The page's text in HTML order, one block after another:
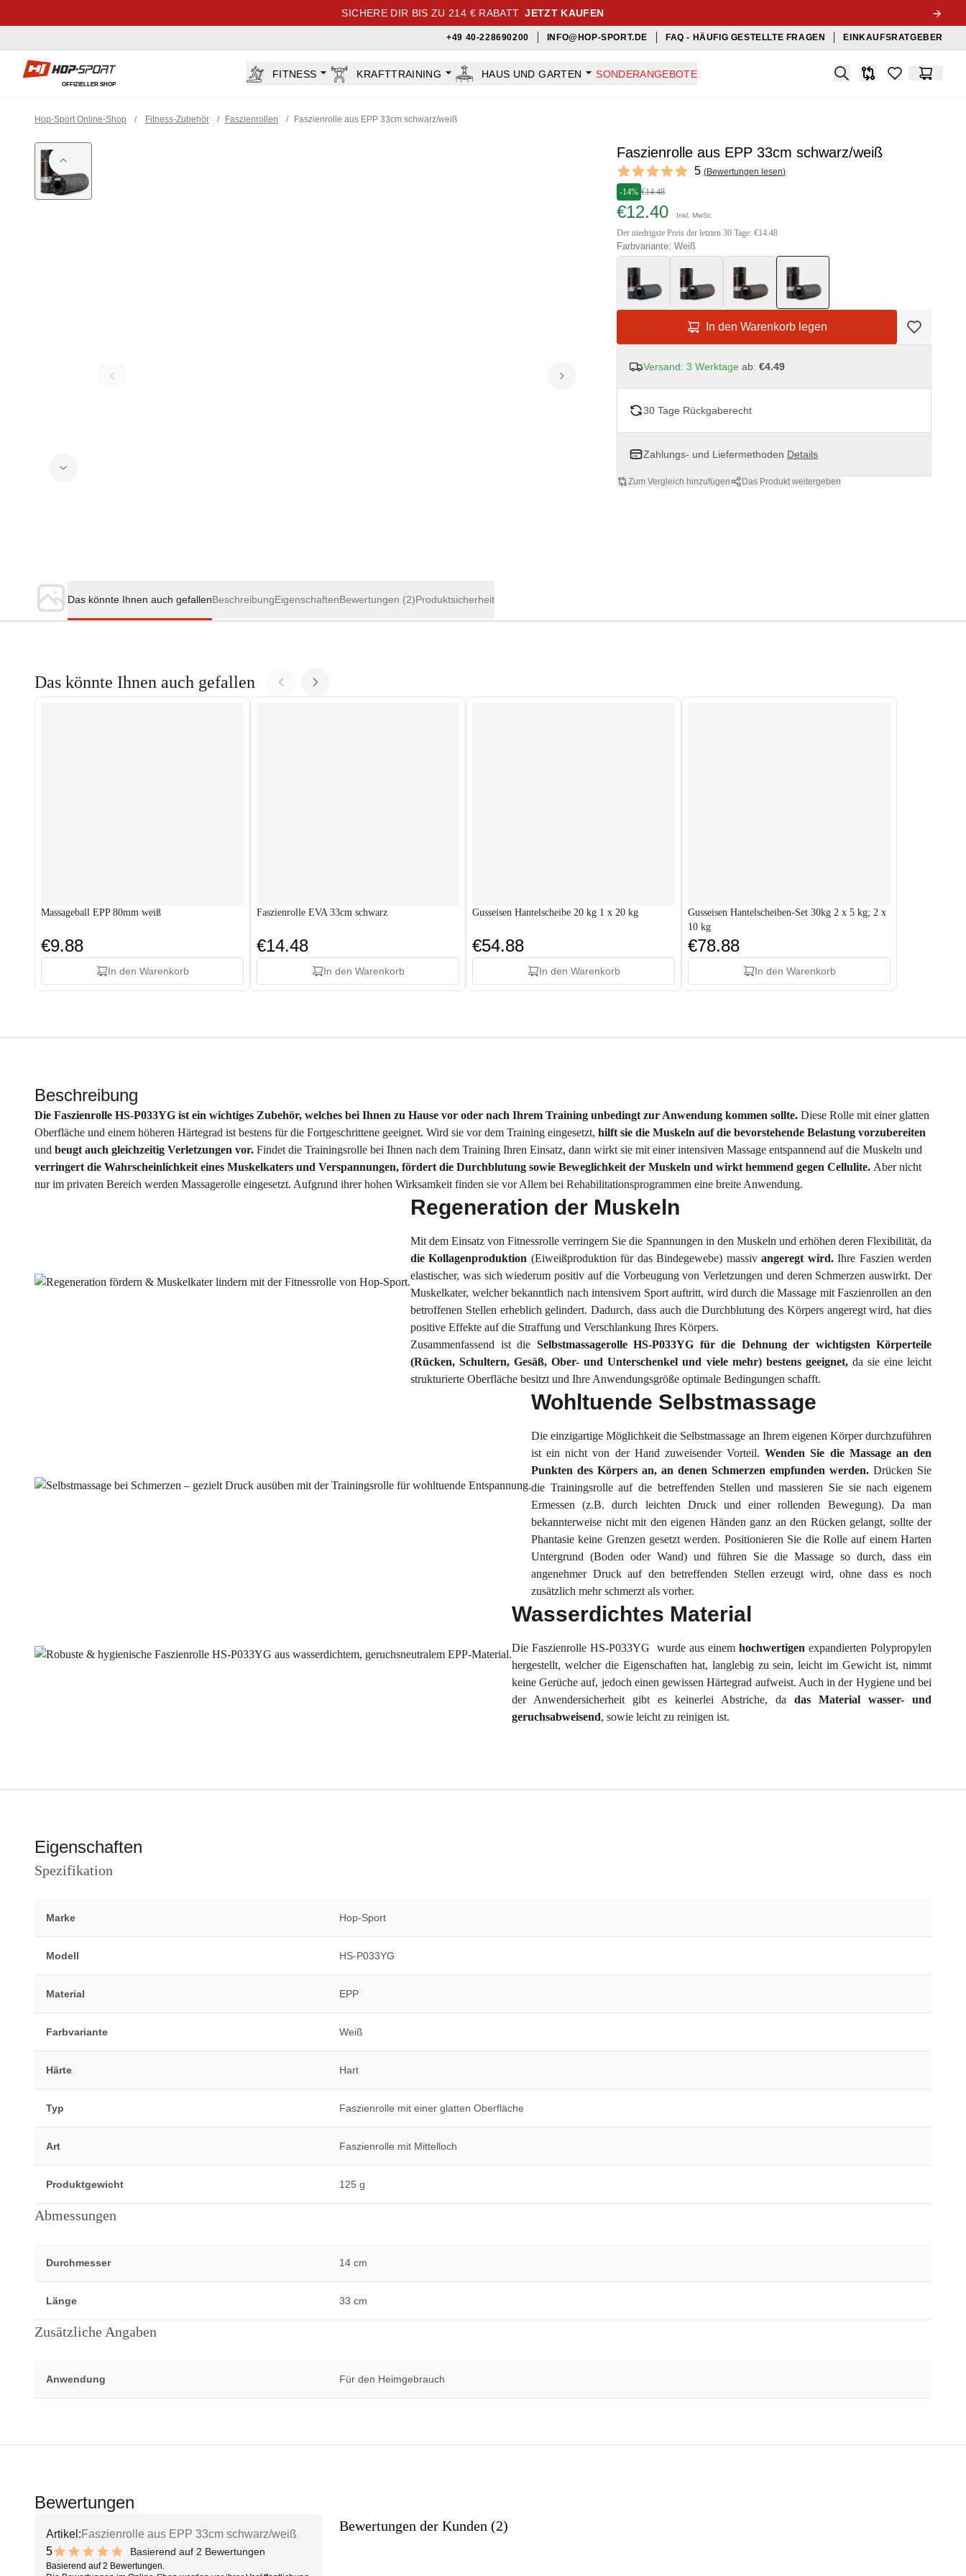
SICHERE DIR BIS ZU 214 € RABATT JETZT KAUFEN
+49 40-228690200 INFO@HOP-SPORT.DE FAQ - HÄUFIG GESTELLTE FRAGEN EINKAUFSRATGEBER
Hop-sport.at
OFFIZIELLER SHOP
FITNESS KRAFTTRAINING HAUS UND GARTEN SONDERANGEBOTE Search
Produkt-items in
Hop-Sport Online-Shop / Fitness-Zubehör / Faszienrollen / Faszienrolle aus EPP 33cm schwarz/weiß
Faszienrolle aus EPP 33cm schwarz/weiß
Reviews
5 out of 5 stars 5 (Bewertungen lesen)
-14% €14.48
€12.40 Inkl. MwSt.
Der niedrigste Preis der letzten 30 Tage: €14.48
Farbvariante: Weiß
In den Warenkorb legen
Versand: 3 Werktage ab: €4.49
30 Tage Rückgaberecht
Zahlungs- und Liefermethoden Details
Zum Vergleich hinzufügen Das Produkt weitergeben
Das könnte Ihnen auch gefallenBeschreibungEigenschaftenBewertungen (2)Produktsicherheit
Das könnte Ihnen auch gefallen
Massageball EPP 80mm weiß
€9.88
In den Warenkorb
Faszienrolle EVA 33cm schwarz
€14.48
In den Warenkorb
Gusseisen Hantelscheibe 20 kg 1 x 20 kg
€54.88
In den Warenkorb
Gusseisen Hantelscheiben-Set 30kg 2 x 5 kg; 2 x
10 kg
€78.88
In den Warenkorb
Beschreibung
Die Faszienrolle HS-P033YG ist ein wichtiges Zubehör, welches bei Ihnen zu Hause vor oder nach Ihrem Training unbedingt zur Anwendung kommen sollte. Diese Rolle mit einer glatten
Oberfläche und einem höheren Härtegrad ist bestens für die Fortgeschrittene geeignet. Wird sie vor dem Training eingesetzt, hilft sie die Muskeln auf die bevorstehende Belastung vorzubereiten
und beugt auch gleichzeitig Verletzungen vor. Findet die Trainingsrolle bei Ihnen nach dem Training Ihren Einsatz, dann wirkt sie mit einer intensiven Massage entspannend auf die Muskeln und
verringert die Wahrscheinlichkeit eines Muskelkaters und Verspannungen, fördert die Durchblutung sowie Beweglichkeit der Muskeln und wirkt hemmend gegen Cellulite. Aber nicht
nur im privaten Bereich werden Massagerolle eingesetzt. Aufgrund ihrer hohen Wirksamkeit finden sie vor Allem bei Rehabilitationsprogrammen eine breite Anwendung.
Regeneration der Muskeln
Mit dem Einsatz von Fitnessrolle verringern Sie die Spannungen in den Muskeln und erhöhen deren Flexibilität, da
die Kollagenproduktion (Eiweißproduktion für das Bindegewebe) massivangeregt wird.Ihre Faszien werden
elastischer, was sich wiederum positiv auf die Vorbeugung von Verletzungen und deren Schmerzen auswirkt. Der
Muskelkater, welcher bekanntlich nach intensivem Sport auftritt, wird durch die Massage mit Faszienrollen an den
betroffenen Stellen erheblich gelindert. Dadurch, dass auch die Durchblutung des Körpers angeregt wird, hat dies
positive Effekte auf die Straffung und Verschlankung Ihres Körpers.
Zusammenfassend ist die Selbstmassagerolle HS-P033YG für die Dehnung der wichtigsten Körperteile
(Rücken, Schultern, Gesäß, Ober- und Unterschenkel und viele mehr) bestens geeignet, da sie eine leicht
strukturierte Oberfläche besitzt und Ihre Anwendungsgröße optimale Bedingungen schafft.
Wohltuende Selbstmassage
Die einzigartige Möglichkeit die Selbstmassage an Ihrem eigenen Körper durchzuführen
ist ein nicht von der Hand zuweisender Vorteil.Wenden Sie die Massage an den
Punkten des Körpers an, an denen Schmerzen empfunden werden. Drücken Sie
die Trainingsrolle auf die betreffenden Stellen und massieren Sie sie nach eigenem
Ermessen (z.B. durch leichten Druck und einer rollenden Bewegung). Da man
bekannterweise nicht mit den eigenen Händen ganz an den Rücken gelangt, sollte der
Phantasie keine Grenzen gesetzt werden. Positionieren Sie die Rolle auf einem Harten
Untergrund (Boden oder Wand) und führen Sie die Massage so durch, dass ein
angenehmer Druck auf den betreffenden Stellen erzeugt wird, ohne dass es noch
zusätzlich mehr schmerzt als vorher.
Wasserdichtes Material
Die Faszienrolle HS-P033YG wurde aus einem hochwertigen expandierten Polypropylen
hergestellt, welcher die Eigenschaften hat, langlebig zu sein, leicht im Gewicht ist, nimmt
keine Gerüche auf, jedoch einen gewissen Härtegrad aufweist. Auch in der Hygiene und bei
der Anwendersicherheit gibt es keinerlei Abstriche, da das Material wasser- und
geruchsabweisend, sowie leicht zu reinigen ist.
Eigenschaften
Spezifikation
Marke Hop-Sport
Modell HS-P033YG
Material EPP
Farbvariante Weiß
Härte Hart
Typ Faszienrolle mit einer glatten Oberfläche
Art Faszienrolle mit Mittelloch
Produktgewicht 125 g
Abmessungen
Durchmesser 14 cm
Länge 33 cm
Zusätzliche Angaben
Anwendung Für den Heimgebrauch
Bewertungen
Artikel: Faszienrolle aus EPP 33cm schwarz/weiß
5
10 out of 10 stars
Basierend auf 2 Bewertungen
Basierend auf 2 Bewertungen.
Bewertungen der Kunden (2)